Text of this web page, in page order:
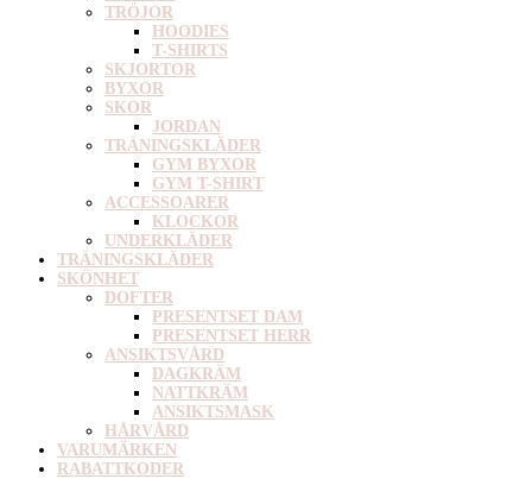
TRÖJOR
HOODIES
T-SHIRTS
SKJORTOR
BYXOR
SKOR
JORDAN
TRÄNINGSKLÄDER
GYM BYXOR
GYM T-SHIRT
ACCESSOARER
KLOCKOR
UNDERKLÄDER
TRÄNINGSKLÄDER
SKÖNHET
DOFTER
PRESENTSET DAM
PRESENTSET HERR
ANSIKTSVÅRD
DAGKRÄM
NATTKRÄM
ANSIKTSMASK
HÅRVÅRD
VARUMÄRKEN
RABATTKODER